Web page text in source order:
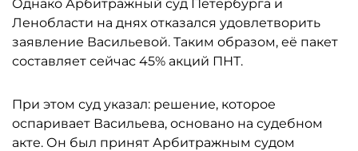
Однако Арбитражный суд Петербурга и
Ленобласти на днях отказался удовлетворить
заявление Васильевой. Таким образом, её пакет
составляет сейчас 45% акций ПНТ.
При этом суд указал: решение, которое
оспаривает Васильева, основано на судебном
акте. Он был принят Арбитражным судом